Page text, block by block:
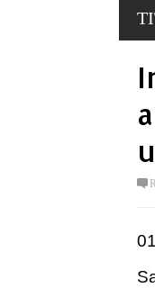
INTERINSTITUCIONAL EN